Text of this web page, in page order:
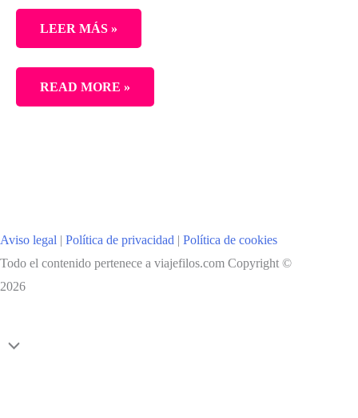
LEER MÁS »
DÓNDE
COMER
TENERIFE
READ MORE »
Aviso legal | Política de privacidad | Política de cookies
Todo el contenido pertenece a viajefilos.com Copyright ©
2026
Scroll